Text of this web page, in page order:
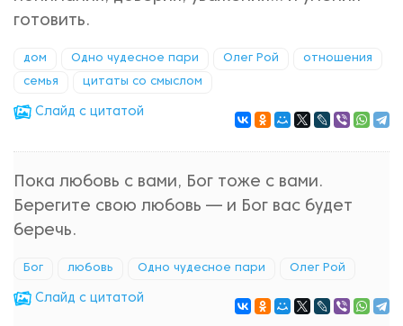
готовить.
дом Одно чудесное пари Олег Рой отношения
семья цитаты со смыслом
Cлайд с цитатой
Пока любовь с вами, Бог тоже с вами.
Берегите свою любовь — и Бог вас будет
беречь.
Бог любовь Одно чудесное пари Олег Рой
Cлайд с цитатой